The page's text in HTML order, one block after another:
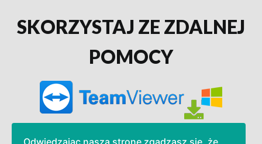
SKORZYSTAJ ZE ZDALNEJ
POMOCY
Odwiedzając naszą stronę zgadzasz się, że